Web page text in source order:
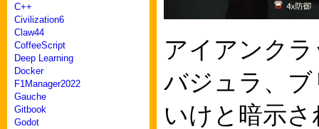
C++
Civilization6
Claw44
CoffeeScript
Deep Learning
Docker
F1Manager2022
Gauche
Gitbook
Godot
アイアンク
バジュラ、
いけと暗示